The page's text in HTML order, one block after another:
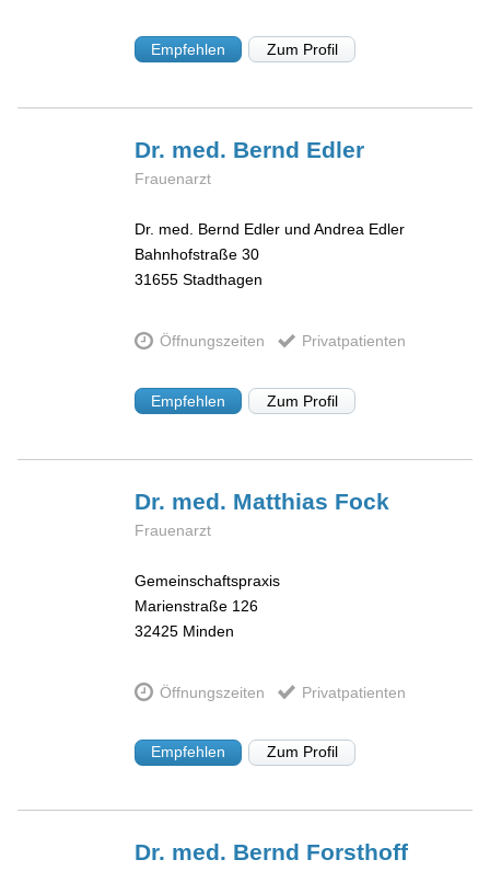
Empfehlen Zum Profil
Dr. med. Bernd Edler
Frauenarzt
Dr. med. Bernd Edler und Andrea Edler
Bahnhofstraße 30
31655 Stadthagen
Öffnungszeiten Privatpatienten
Empfehlen Zum Profil
Dr. med. Matthias Fock
Frauenarzt
Gemeinschaftspraxis
Marienstraße 126
32425 Minden
Öffnungszeiten Privatpatienten
Empfehlen Zum Profil
Dr. med. Bernd Forsthoff